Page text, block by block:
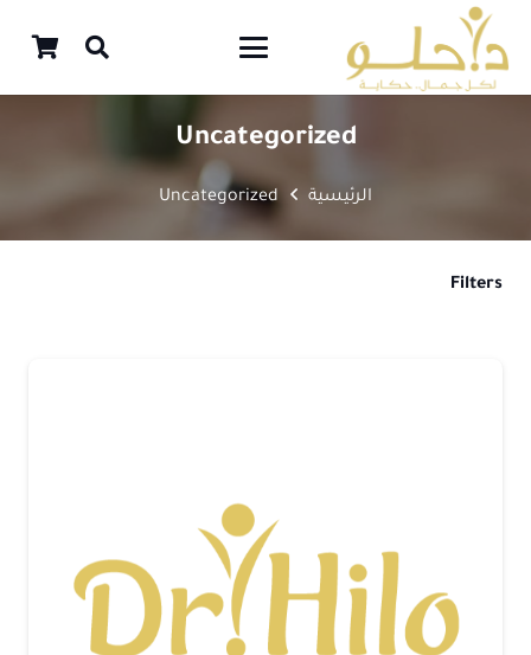
Uncategorized
الرئيسية Uncategorized
Filters